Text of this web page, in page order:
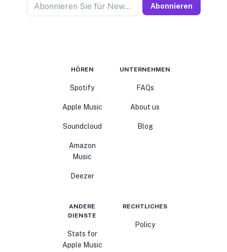
Abonnieren Sie für Newseller Abonnieren
HÖREN
Spotify
Apple Music
Soundcloud
Amazon
Music
Deezer
UNTERNEHMEN
FAQs
About us
Blog
ANDERE
DIENSTE
Stats for
Apple Music
RECHTLICHES
Policy